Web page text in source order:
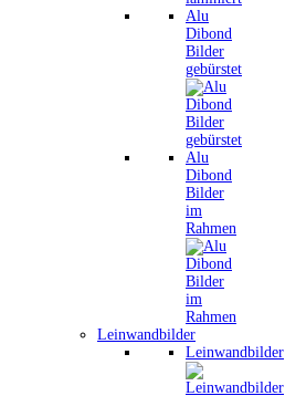
Alu
Dibond
Bilder
gebürstet
Alu
Dibond
Bilder
im
Rahmen
Leinwandbilder
Leinwandbilder